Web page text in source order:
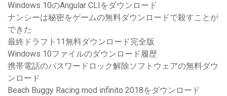
Windows 10のAngular CLIをダウンロード
ナンシーは秘密をゲームの無料ダウンロードで殺すことが
できた
最終ドラフト11無料ダウンロード完全版
Windows 10ファイルのダウンロード履歴
携帯電話のパスワードロック解除ソフトウェアの無料ダウ
ンロード
Beach Buggy Racing mod infinito 2018をダウンロード